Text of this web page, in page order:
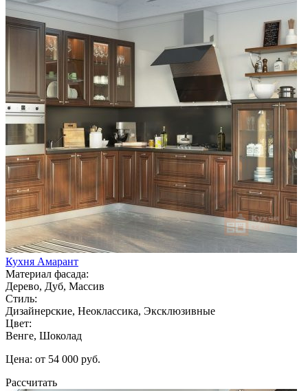
Кухня Амарант
Материал фасада:
Дерево, Дуб, Массив
Стиль:
Дизайнерские, Неоклассика, Эксклюзивные
Цвет:
Венге, Шоколад
Цена: от 54 000 руб.
Рассчитать